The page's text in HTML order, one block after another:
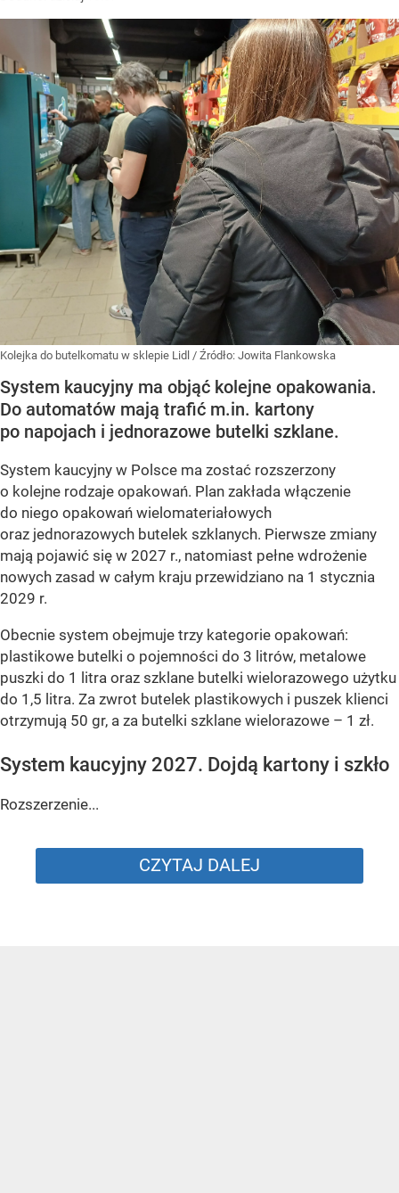
Kolejka do butelkomatu w sklepie Lidl / Źródło: Jowita Flankowska
System kaucyjny ma objąć kolejne opakowania.
Do automatów mają trafić m.in. kartony
po napojach i jednorazowe butelki szklane.
System kaucyjny w Polsce ma zostać rozszerzony
o kolejne rodzaje opakowań. Plan zakłada włączenie
do niego opakowań wielomateriałowych
oraz jednorazowych butelek szklanych. Pierwsze zmiany
mają pojawić się w 2027 r., natomiast pełne wdrożenie
nowych zasad w całym kraju przewidziano na 1 stycznia
2029 r.
Obecnie system obejmuje trzy kategorie opakowań:
plastikowe butelki o pojemności do 3 litrów, metalowe
puszki do 1 litra oraz szklane butelki wielorazowego użytku
do 1,5 litra. Za zwrot butelek plastikowych i puszek klienci
otrzymują 50 gr, a za butelki szklane wielorazowe – 1 zł.
System kaucyjny 2027. Dojdą kartony i szkło
Rozszerzenie...
CZYTAJ DALEJ